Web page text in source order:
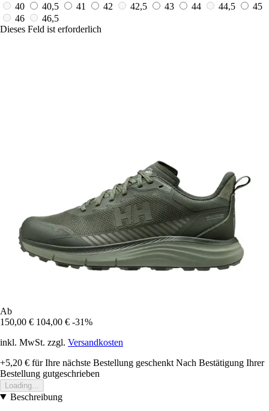
40
40,5 41 42 42,5 43 44 44,5
45
46
46,5
Dieses Feld ist erforderlich
Ab
150,00 € 104,00 € -31%
inkl. MwSt. zzgl. Versandkosten
+5,20 € für Ihre nächste Bestellung geschenkt Nach Bestätigung Ihrer
Bestellung gutgeschrieben
Loading...
Beschreibung